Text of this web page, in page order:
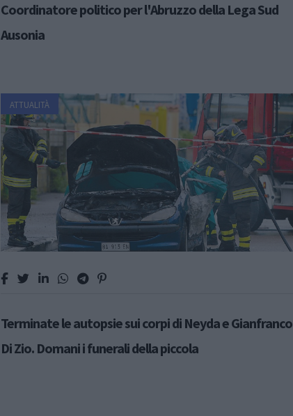
Coordinatore politico per l'Abruzzo della Lega Sud
Ausonia
ATTUALITÀ
Terminate le autopsie sui corpi di Neyda e Gianfranco
Di Zio. Domani i funerali della piccola